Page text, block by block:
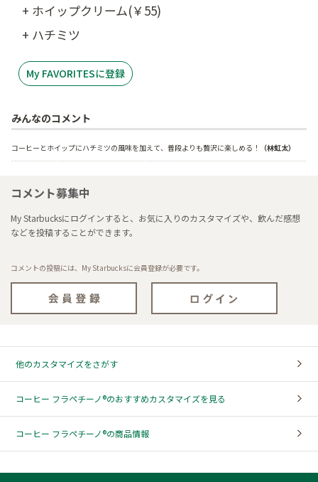
+ ホイップクリーム(￥55)
+ ハチミツ
My FAVORITESに登録
みんなのコメント
コーヒーとホイップにハチミツの風味を加えて、普段よりも贅沢に楽しめる！ （林虹太）
コメント募集中
My Starbucksにログインすると、お気に入りのカスタマイズや、飲んだ感想
などを投稿することができます。
コメントの投稿には、My Starbucksに会員登録が必要です。
他のカスタマイズをさがす
コーヒー フラペチーノ®のおすすめカスタマイズを見る
コーヒー フラペチーノ®の商品情報